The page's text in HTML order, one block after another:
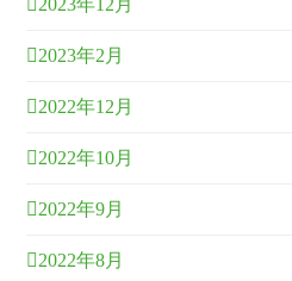
2023年12月
2023年2月
2022年12月
2022年10月
2022年9月
2022年8月